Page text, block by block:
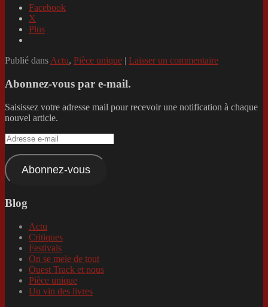
Facebook
X
Plus
Publié dans Actu, Pièce unique | Laisser un commentaire
Abonnez-vous par e-mail.
Saisissez votre adresse mail pour recevoir une notification à chaque
nouvel article.
Adresse
mail
Abonnez-vous
Blog
Actu
Critiques
Festivals
On se mele de tout
Ouest Track et nous
Pièce unique
Un vin des livres